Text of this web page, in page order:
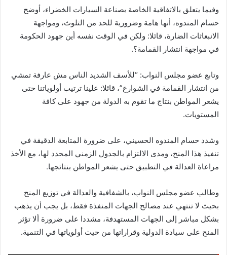
وفيما يتعلق بالاتفاقية الخاصة بصناعة السيارات الخضراء، أوضح
حسام المندوه، أنها هامة وضرورية للحد من التلوث، ومواجهة
الانبعاثات الضارة، قائلا: ولكن في الوقت نفسه أين جهود الحكومة
في مواجهة انتشار القمامة؟.
وتابع عضو مجلس النواب: “للأسف الشديد الناس مش عارفة تمشي
من انتشار القمامة في الشوارع”، قائلا: علينا ترتيب أولوياتنا حتى
يشعر المواطن بنتاج ما تقوم به الدولة من جهود على كافة
المستويات.
وشدد حسام المندوه الحسيني، على ضرورة المتابعة الدقيقة في
تنفيذ هذا المنح، ومدى الالتزام بالجدول الزمني المحدد لها، مع الأخذ
مراعاة العدالة في التطبيق حتى يشعر المواطن بنتائجها.
وطالب عضو مجلس النواب، بالشفافية والعدالة في توزيع المنح
بحيث لا تنتهي عند مصالح الجهات المنفذة فقط، بل يجب أن يذهب
بشكل مباشر إلى الجهات المستهدفة، مشددا على ضرورة ألا تؤثر
المنح على سيادة الدولية وقراراتها من حيث أولوياتها في التنمية.